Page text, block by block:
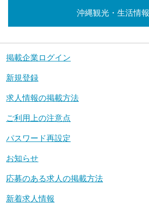
沖縄観光・生活情報
掲載企業ログイン
新規登録
求人情報の掲載方法
ご利用上の注意点
パスワード再設定
お知らせ
応募のある求人の掲載方法
新着求人情報